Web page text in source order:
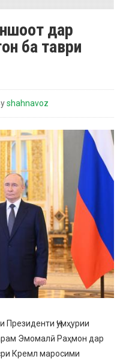
дар
ба таври
shahnavoz
Ҷумҳурии
Эмомалӣ Раҳмон дар
Кремл маросими